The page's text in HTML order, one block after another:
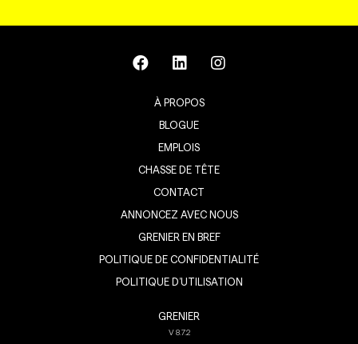
À PROPOS
BLOGUE
EMPLOIS
CHASSE DE TÊTE
CONTACT
ANNONCEZ AVEC NOUS
GRENIER EN BREF
POLITIQUE DE CONFIDENTIALITÉ
POLITIQUE D’UTILISATION
GRENIER
V8.7.2